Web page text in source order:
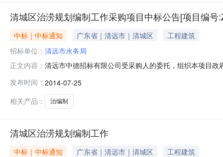
清城区治涝规划编制工作采购项目中标公告[项目编号
中标｜中标通知 广东省｜清远市｜清城区
工程建筑
招标单位： 清远市水务局
正文内容： 清远市中德招标有限公司受采购人的委托，组织本项目
果，具体时间以双方签订合同为准六、采购公告日期及
息：1、评审日期：2014年7月
发布时间： 2014-07-25
相关产品：
治编制
清城区治涝规划编制工作
中标｜中标通知 广东省｜清远市｜清城区
工程建筑